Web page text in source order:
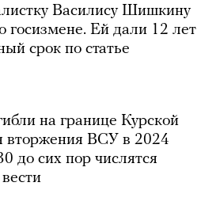
Василису Шишкину
госизмене. Ей дали 12 лет
срок по статье
на границе Курской
вторжения ВСУ в 2024
до сих пор числятся